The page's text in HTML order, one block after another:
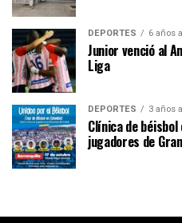
DEPORTES 6 años
Junior venció al
Liga
DEPORTES 3 años
Clínica de
jugadores de